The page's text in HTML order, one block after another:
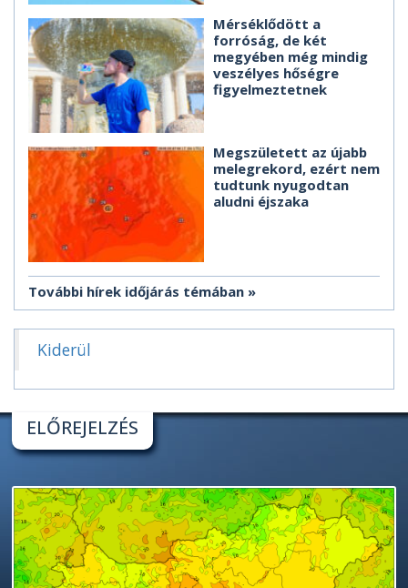
Mérséklődött a
forróság, de két
megyében még mindig
veszélyes hőségre
figyelmeztetnek
Megszületett az újabb
melegrekord, ezért nem
tudtunk nyugodtan
aludni éjszaka
További hírek időjárás témában
Kiderül
ELŐREJELZÉS